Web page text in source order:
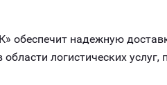
обеспечит надежную
области логистических